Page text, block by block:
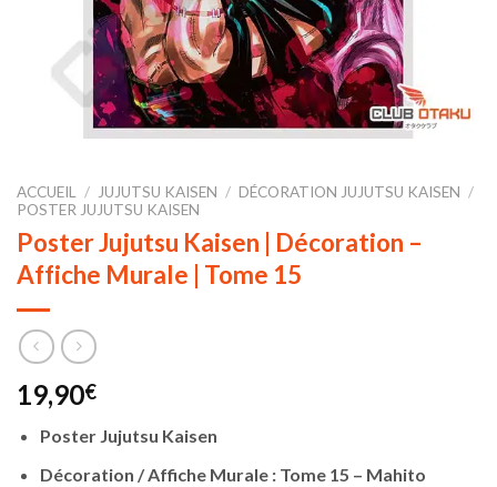
ACCUEIL / JUJUTSU KAISEN / DÉCORATION JUJUTSU KAISEN /
POSTER JUJUTSU KAISEN
Poster Jujutsu Kaisen | Décoration –
Affiche Murale | Tome 15
19,90€
Poster Jujutsu Kaisen
Décoration / Affiche Murale : Tome 15 – Mahito